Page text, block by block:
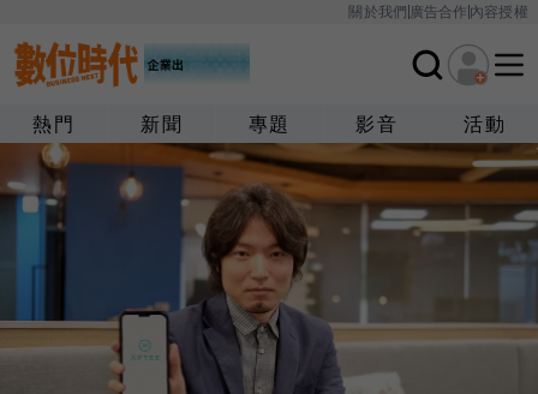
關於我們廣告合作內容授權
熱門 新聞 專題 影音 活動